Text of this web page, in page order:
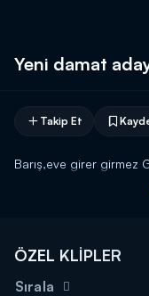
Yeni damat
Takip Et
Barış,eve girer girmez
ÖZEL KLİPLER
Sırala